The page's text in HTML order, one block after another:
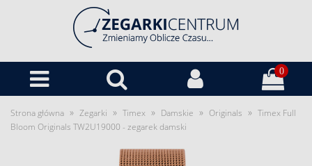
0
Strona główna » Zegarki » Timex » Damskie » Originals » Timex Full
Bloom Originals TW2U19000 - zegarek damski